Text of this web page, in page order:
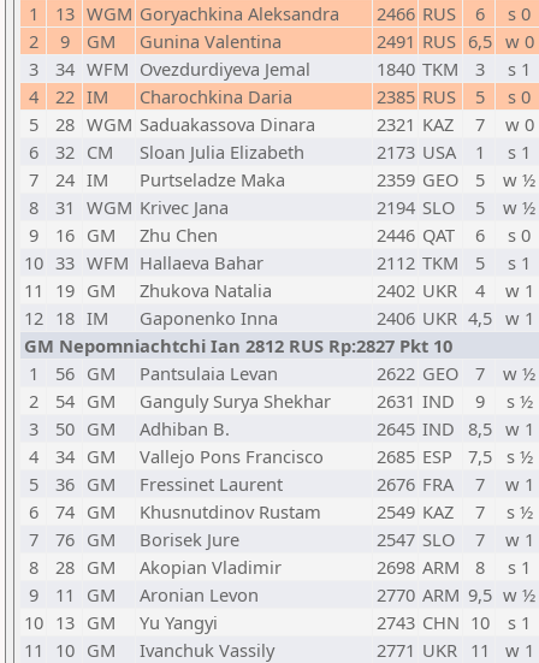
1
13 WGM Goryachkina Aleksandra 2466 RUS 6
s 0
2
9 GM Gunina Valentina 2491 RUS 6,5 w 0
3
34 WFM Ovezdurdiyeva Jemal 1840 TKM 3
s 1
4
22 IM Charochkina Daria 2385 RUS 5
s 0
5
28 WGM Saduakassova Dinara 2321 KAZ 7
w 0
6
32 CM Sloan Julia Elizabeth 2173 USA 1
s 1
7
24 IM Purtseladze Maka 2359 GEO 5
w ½
8
31 WGM Krivec Jana 2194 SLO 5
w ½
9
16 GM Zhu Chen 2446 QAT 6
s 0
10 33 WFM Hallaeva Bahar 2112 TKM 5
s 1
11
19 GM Zhukova Natalia 2402 UKR 4
w 1
12 18 IM Gaponenko Inna 2406 UKR 4,5 w 1
GM Nepomniachtchi Ian 2812 RUS Rp:2827 Pkt 10
1
56 GM Pantsulaia Levan 2622 GEO 7
w ½
2
54 GM Ganguly Surya Shekhar 2631 IND 9
s ½
3
50 GM Adhiban B. 2645 IND 8,5 w 1
4
34 GM Vallejo Pons Francisco 2685 ESP 7,5
s ½
5
36 GM Fressinet Laurent 2676 FRA 7
w 1
6
74 GM Khusnutdinov Rustam 2549 KAZ 7
s ½
7
76 GM Borisek Jure 2547 SLO 7
w 1
8
28 GM Akopian Vladimir 2698 ARM 8
s 1
9
11 GM Aronian Levon 2770 ARM 9,5 w ½
10 13 GM Yu Yangyi 2743 CHN 10
s 1
11
10 GM Ivanchuk Vassily 2771 UKR 11
w 1